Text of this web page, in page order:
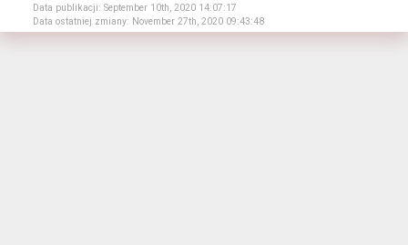
Data publikacji: September 10th, 2020 14:07:17
Data ostatniej zmiany: November 27th, 2020 09:43:48